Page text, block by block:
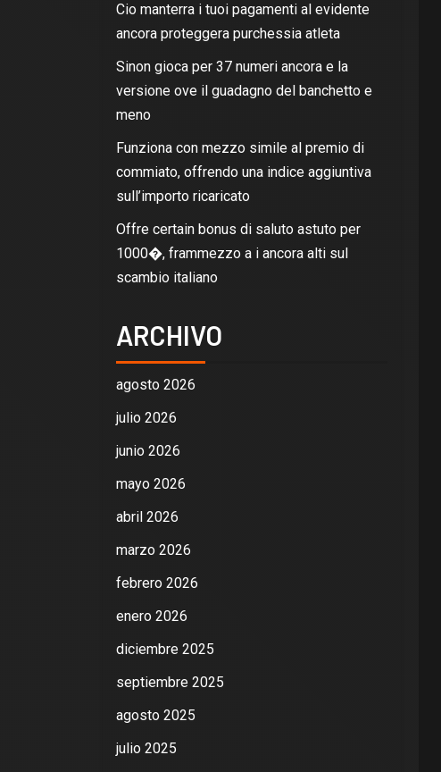
Cio manterra i tuoi pagamenti al evidente
ancora proteggera purchessia atleta
Sinon gioca per 37 numeri ancora e la
versione ove il guadagno del banchetto e
meno
Funziona con mezzo simile al premio di
commiato, offrendo una indice aggiuntiva
sull’importo ricaricato
Offre certain bonus di saluto astuto per
1000�, frammezzo a i ancora alti sul
scambio italiano
ARCHIVO
agosto 2026
julio 2026
junio 2026
mayo 2026
abril 2026
marzo 2026
febrero 2026
enero 2026
diciembre 2025
septiembre 2025
agosto 2025
julio 2025